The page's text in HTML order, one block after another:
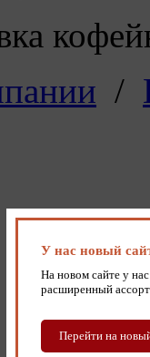
/
У нас новый
На новом сайте у
расширенный
Перейти на